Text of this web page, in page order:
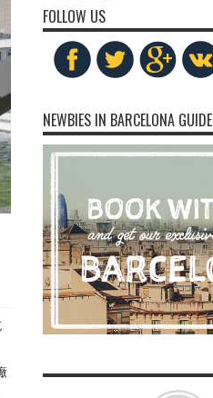
FOLLOW US
NEWBIES IN BARCELONA GUIDE